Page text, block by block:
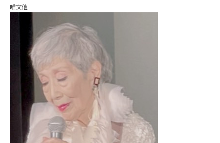
唯文他